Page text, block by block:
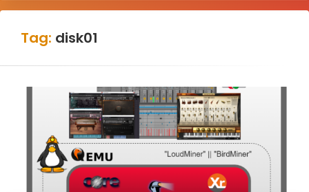
Tag: disk01